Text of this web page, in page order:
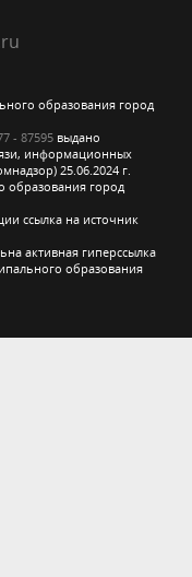
образования город
- 87595 выдано
информационных
25.06.2024 г.
образования город
ссылка на источник
активная гиперссылка
образования